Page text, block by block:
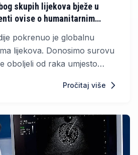
skupih lijekova bježe u
ovise o humanitarnim
pokrenuo je globalnu
lijekova. Donosimo surovu
oboljeli od raka umjesto
inozemstva.
Pročitaj više